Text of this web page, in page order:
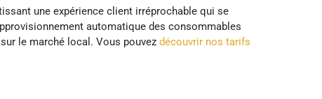
une expérience client irréprochable qui se
automatique des consommables
le marché local. Vous pouvez découvrir nos tarifs